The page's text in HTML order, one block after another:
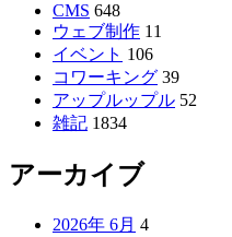
CMS 648
ウェブ制作 11
イベント 106
コワーキング 39
アップルップル 52
雑記 1834
アーカイブ
2026年 6月 4